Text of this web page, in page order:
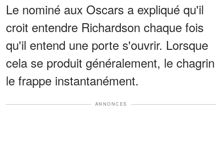
Le nominé aux Oscars a expliqué qu'il
croit entendre Richardson chaque fois
qu'il entend une porte s'ouvrir. Lorsque
cela se produit généralement, le chagrin
le frappe instantanément.
ANNONCES